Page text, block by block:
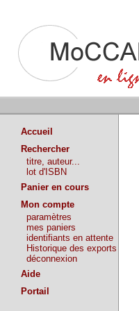
Accueil
Rechercher
titre, auteur...
lot d'ISBN
Panier en cours
Mon compte
paramètres
mes paniers
identifiants en attente
Historique des exports
déconnexion
Aide
Portail